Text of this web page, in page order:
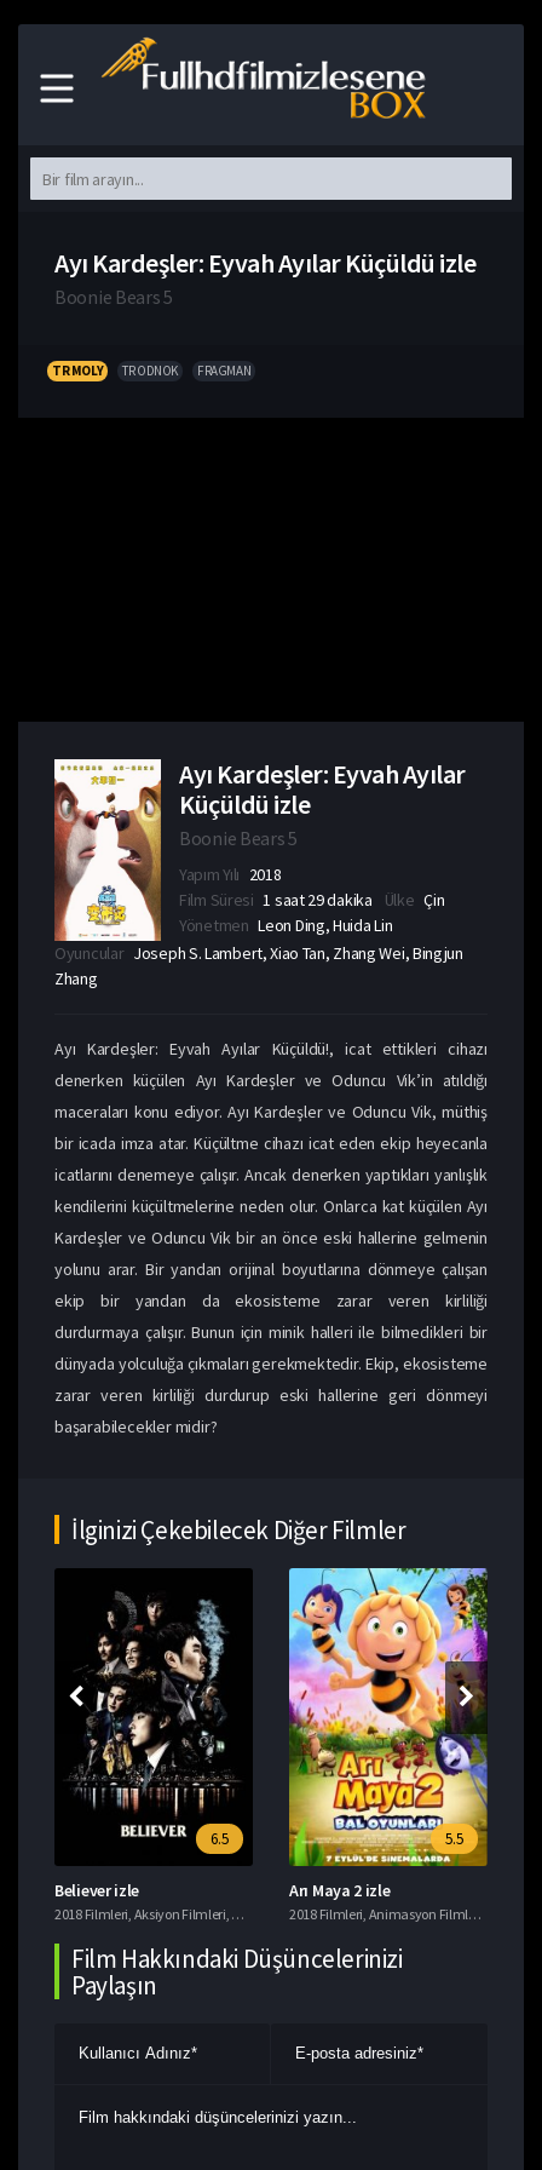
Ayı Kardeşler: Eyvah Ayılar Küçüldü izle
Boonie Bears 5
TR MOLY TR ODNOK FRAGMAN
Ayı Kardeşler: Eyvah Ayılar
Küçüldü izle
Boonie Bears 5
Yapım Yılı 2018
Film Süresi 1 saat 29 dakika Ülke Çin
Yönetmen Leon Ding, Huida Lin
Oyuncular Joseph S. Lambert, Xiao Tan, Zhang Wei, Bingjun
Zhang
Ayı Kardeşler: Eyvah Ayılar Küçüldü!, icat ettikleri cihazı
denerken küçülen Ayı Kardeşler ve Oduncu Vik’in atıldığı
maceraları konu ediyor. Ayı Kardeşler ve Oduncu Vik, müthiş
bir icada imza atar. Küçültme cihazı icat eden ekip heyecanla
icatlarını denemeye çalışır. Ancak denerken yaptıkları yanlışlık
kendilerini küçültmelerine neden olur. Onlarca kat küçülen Ayı
Kardeşler ve Oduncu Vik bir an önce eski hallerine gelmenin
yolunu arar. Bir yandan orijinal boyutlarına dönmeye çalışan
ekip bir yandan da ekosisteme zarar veren kirliliği
durdurmaya çalışır. Bunun için minik halleri ile bilmedikleri bir
dünyada yolculuğa çıkmaları gerekmektedir. Ekip, ekosisteme
zarar veren kirliliği durdurup eski hallerine geri dönmeyi
başarabilecekler midir?
İlginizi Çekebilecek Diğer Filmler
, Tavsiye Filmler
6.5
Believer izle
2018 Filmleri Aksiyon Filmleri Gerilim Filmleri,Suç Filmleri
5.5
Arı Maya 2 izle
2018 Filmleri Animasyon Filmleri
Film Hakkındaki Düşüncelerinizi
Paylaşın